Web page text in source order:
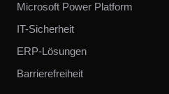
Microsoft Power Platform
IT-Sicherheit
ERP-Lösungen
Barrierefreiheit